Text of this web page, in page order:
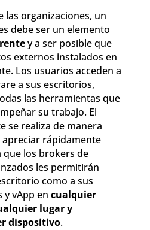
las organizaciones, un
debe ser un elemento
y a ser posible que
externos instalados en
Los usuarios acceden a
a sus escritorios,
las herramientas que
su trabajo. El
se realiza de manera
rápidamente
que los brokers de
les permitirán
como a sus
vApp en cualquier
lugar y
dispositivo.